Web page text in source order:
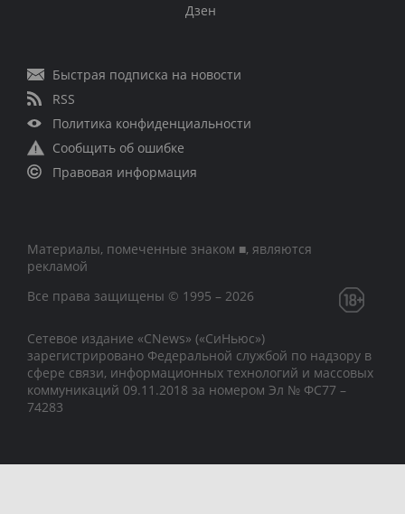
Дзен
Быстрая подписка на новости
RSS
Политика конфиденциальности
Сообщить об ошибке
Правовая информация
Материалы, помеченные знаком ■, являются
рекламой
Все права защищены © 1995 – 2026
Сетевое издание «CNews» («СиНьюс»)
зарегистрировано Федеральной службой по надзору в
сфере связи, информационных технологий и массовых
коммуникаций 09.11.2018 за номером Эл № ФС77 –
74283